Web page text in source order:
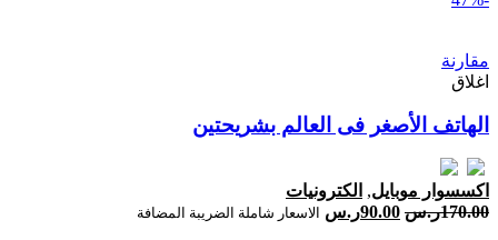
مقارنة
اغلاق
الهاتف الأصغر فى العالم بشريحتين
اكسسوار موبايل, الكترونيات
170.00ر.س 90.00ر.س الاسعار شاملة الضريبة المضافة